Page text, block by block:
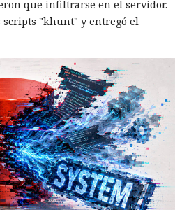
que infiltrarse en el servidor.
scripts "khunt" y entregó el